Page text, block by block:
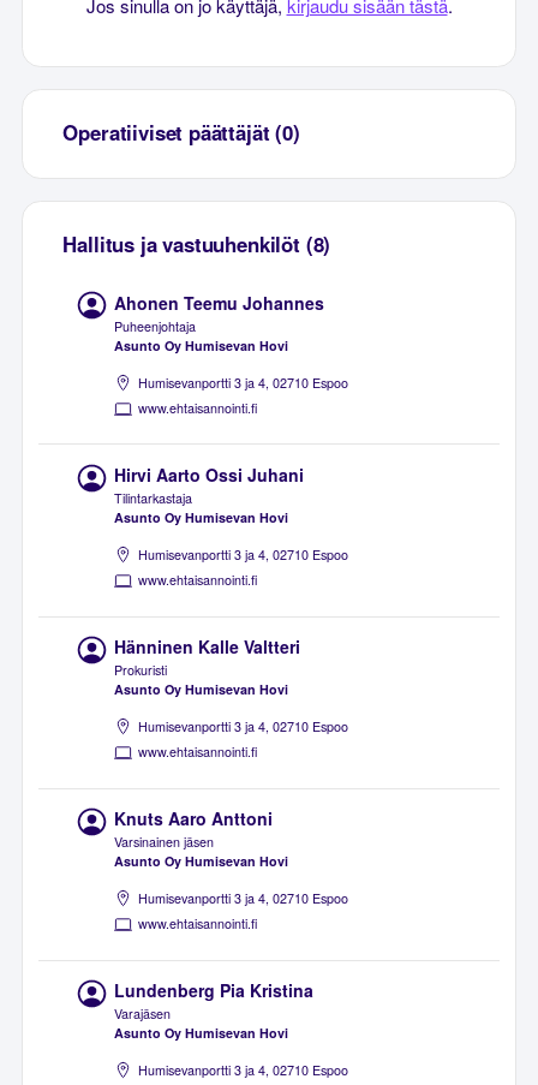
Jos sinulla on jo käyttäjä, kirjaudu sisään tästä.
Operatiiviset päättäjät (0)
Hallitus ja vastuuhenkilöt (8)
Ahonen Teemu Johannes
Puheenjohtaja
Asunto Oy Humisevan Hovi
Humisevanportti 3 ja 4, 02710 Espoo
www.ehtaisannointi.fi
Hirvi Aarto Ossi Juhani
Tilintarkastaja
Asunto Oy Humisevan Hovi
Humisevanportti 3 ja 4, 02710 Espoo
www.ehtaisannointi.fi
Hänninen Kalle Valtteri
Prokuristi
Asunto Oy Humisevan Hovi
Humisevanportti 3 ja 4, 02710 Espoo
www.ehtaisannointi.fi
Knuts Aaro Anttoni
Varsinainen jäsen
Asunto Oy Humisevan Hovi
Humisevanportti 3 ja 4, 02710 Espoo
www.ehtaisannointi.fi
Lundenberg Pia Kristina
Varajäsen
Asunto Oy Humisevan Hovi
Humisevanportti 3 ja 4, 02710 Espoo